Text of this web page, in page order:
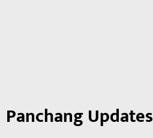
Panchang Updates